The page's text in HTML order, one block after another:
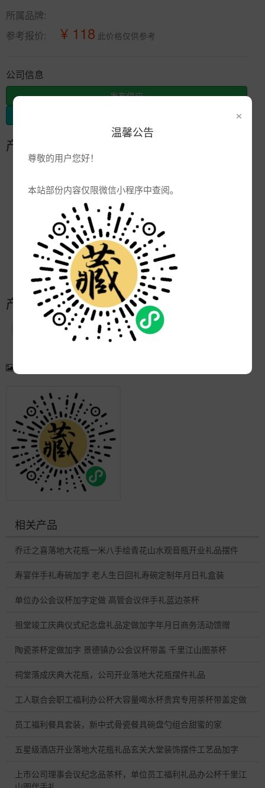
×
温馨公告
尊敬的用户您好！
本站部份内容仅限微信小程序中查阅。
所属品牌:
参考报价:
¥ 118 此价格仅供参考
公司信息
发布供应
产品参数
品牌:
景德镇
2006
厂商:
陶瓷礼品批发厂家
更新:
2022-10-05 14:21:01
产品简介
相关产品
乔迁之喜落地大花瓶一米八手绘青花山水观音瓶开业礼品摆件
寿宴伴手礼寿碗加字 老人生日回礼寿碗定制年月日礼盒装
单位办公会议杯加字定做 高管会议伴手礼蓝边茶杯
祖堂竣工庆典仪式纪念盘礼品定做加字年月日商务活动馈赠
陶瓷茶杯定做加字 景德镇办公会议杯带盖 千里江山图茶杯
祠堂落成庆典大花瓶，公司开业落地大花瓶摆件礼品
工人联合会职工福利办公杯大容量喝水杯贵宾专用茶杯带盖定做
员工福利餐具套装，新中式骨瓷餐具碗盘勺组合甜蜜的家
五星级酒店开业落地大花瓶礼品玄关大堂装饰摆件工艺品加字
上市公司理事会议纪念品茶杯，单位员工福利礼品办公杯千里江